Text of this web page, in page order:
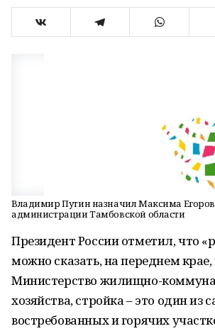
Владимир Путин назначил Максима
администрации Тамбовской области
Президент России отметил, что
можно сказать, на переднем
Министерство жилищно-
хозяйства, стройка – это один из
востребованных и горячих